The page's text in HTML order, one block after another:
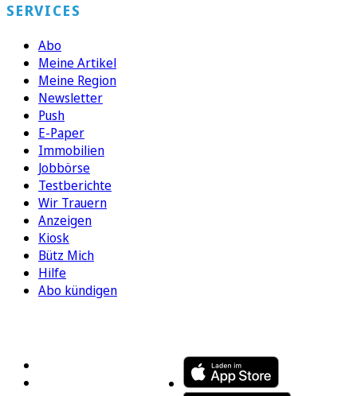
SERVICES
Abo
Meine Artikel
Meine Region
Newsletter
Push
E-Paper
Immobilien
Jobbörse
Testberichte
Wir Trauern
Anzeigen
Kiosk
Bütz Mich
Hilfe
Abo kündigen